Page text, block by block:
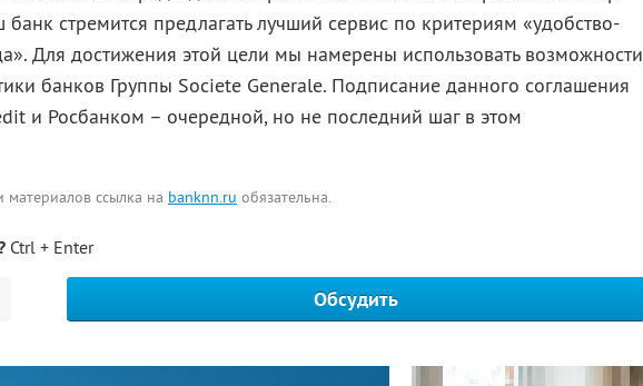
стремится предлагать лучший сервис по критериям «удобство-
Для достижения этой цели мы намерены использовать возможности
банков Группы Societe Generale. Подписание данного соглашения
и Росбанком – очередной, но не последний шаг в этом
материалов ссылка на banknn.ru обязательна.
Ctrl + Enter
Обсудить